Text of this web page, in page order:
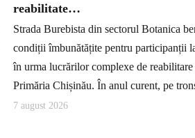
reabilitate…
Strada Burebista din sectorul Botanica
condiții îmbunătățite pentru participanții
în urma lucrărilor complexe de reabilitare
Primăria Chișinău. În anul curent, pe
7 august 2026